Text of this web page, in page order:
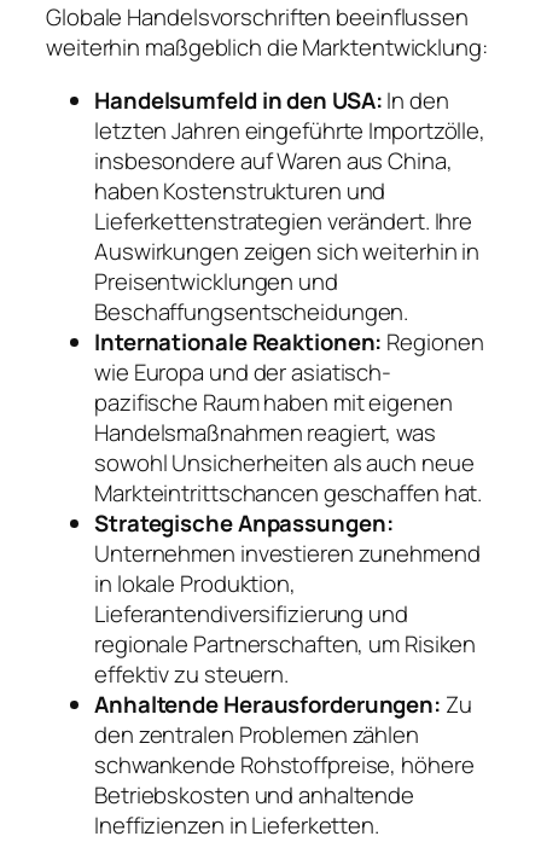
Globale Handelsvorschriften beeinflussen
weiterhin maßgeblich die Marktentwicklung:
Handelsumfeld in den USA:In den
letzten Jahren eingeführte Importzölle,
insbesondere auf Waren aus China,
haben Kostenstrukturen und
Lieferkettenstrategien verändert. Ihre
Auswirkungen zeigen sich weiterhin in
Preisentwicklungen und
Beschaffungsentscheidungen.
Internationale Reaktionen: Regionen
wie Europa und der asiatisch-
pazifische Raum haben mit eigenen
Handelsmaßnahmen reagiert, was
sowohl Unsicherheiten als auch neue
Markteintrittschancen geschaffen hat.
Strategische Anpassungen:
Unternehmen investieren zunehmend
in lokale Produktion,
Lieferantendiversifizierung und
regionale Partnerschaften, um Risiken
effektiv zu steuern.
Anhaltende Herausforderungen: Zu
den zentralen Problemen zählen
schwankende Rohstoffpreise, höhere
Betriebskosten und anhaltende
Ineffizienzen in Lieferketten.